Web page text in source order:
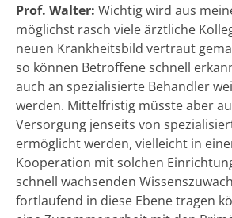
Prof. Walter: Wichtig wird aus
möglichst rasch viele ärztliche
neuen Krankheitsbild vertraut
so können Betroffene schnell
auch an spezialisierte Behandler
werden. Mittelfristig müsste aber
Versorgung jenseits von
ermöglicht werden, vielleicht in
Kooperation mit solchen
schnell wachsenden
fortlaufend in diese Ebene tragen